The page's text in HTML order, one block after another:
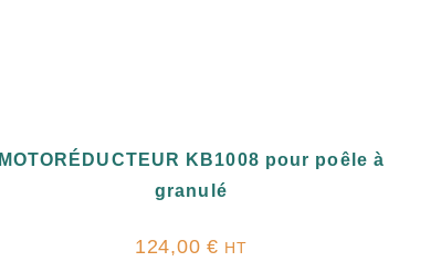
MOTORÉDUCTEUR KB1008 pour poêle à
granulé
124,00 € HT